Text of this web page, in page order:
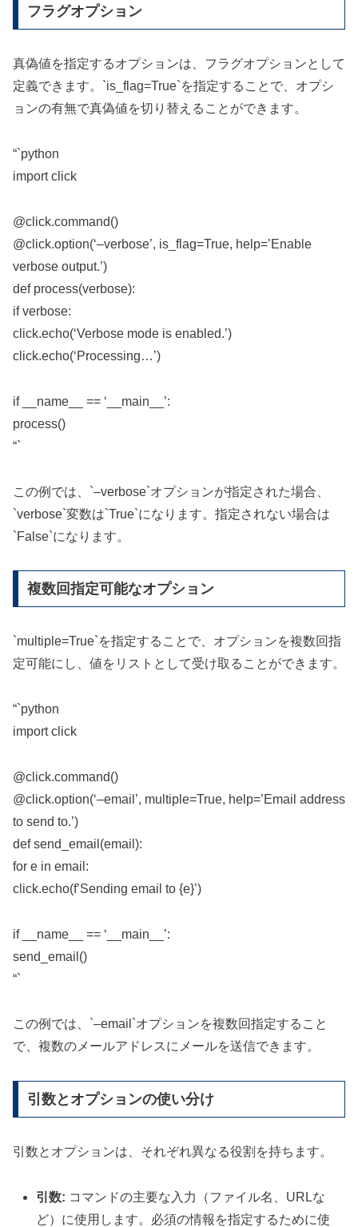
フラグオプション
真偽値を指定するオプションは、フラグオプションとして
定義できます。`is_flag=True`を指定することで、オプシ
ョンの有無で真偽値を切り替えることができます。
“`python
import click
@click.command()
@click.option(‘–verbose’, is_flag=True, help=’Enable
verbose output.’)
def process(verbose):
if verbose:
click.echo(‘Verbose mode is enabled.’)
click.echo(‘Processing…’)
if __name__ == ‘__main__’:
process()
“`
この例では、`–verbose`オプションが指定された場合、
`verbose`変数は`True`になります。指定されない場合は
`False`になります。
複数回指定可能なオプション
`multiple=True`を指定することで、オプションを複数回指
定可能にし、値をリストとして受け取ることができます。
“`python
import click
@click.command()
@click.option(‘–email’, multiple=True, help=’Email address
to send to.’)
def send_email(email):
for e in email:
click.echo(f’Sending email to {e}’)
if __name__ == ‘__main__’:
send_email()
“`
この例では、`–email`オプションを複数回指定すること
で、複数のメールアドレスにメールを送信できます。
引数とオプションの使い分け
引数とオプションは、それぞれ異なる役割を持ちます。
引数: コマンドの主要な入力（ファイル名、URLな
ど）に使用します。必須の情報を指定するために使